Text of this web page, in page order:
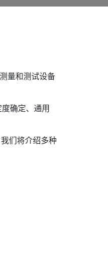
量和测试设备
确定、通用
们将介绍多种